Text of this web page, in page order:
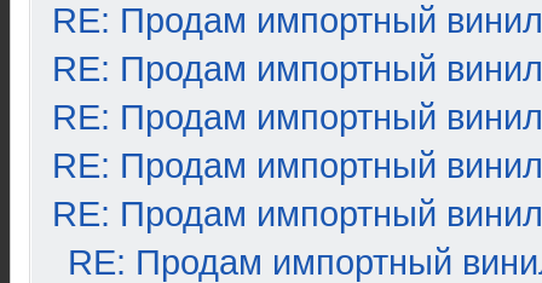
RE: Продам импортный винил
RE: Продам импортный винил
RE: Продам импортный винил
RE: Продам импортный винил
RE: Продам импортный винил
RE: Продам импортный